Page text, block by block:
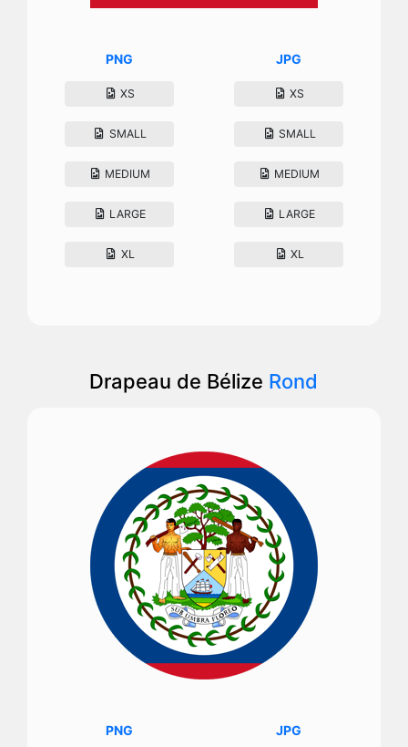
PNG
XS
SMALL
MEDIUM
LARGE
XL
JPG
XS
SMALL
MEDIUM
LARGE
XL
Drapeau de Bélize Rond
PNG JPG